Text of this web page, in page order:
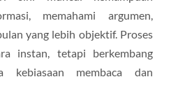
memahami argumen,
yang lebih objektif. Proses
instan, tetapi berkembang
kebiasaan membaca dan